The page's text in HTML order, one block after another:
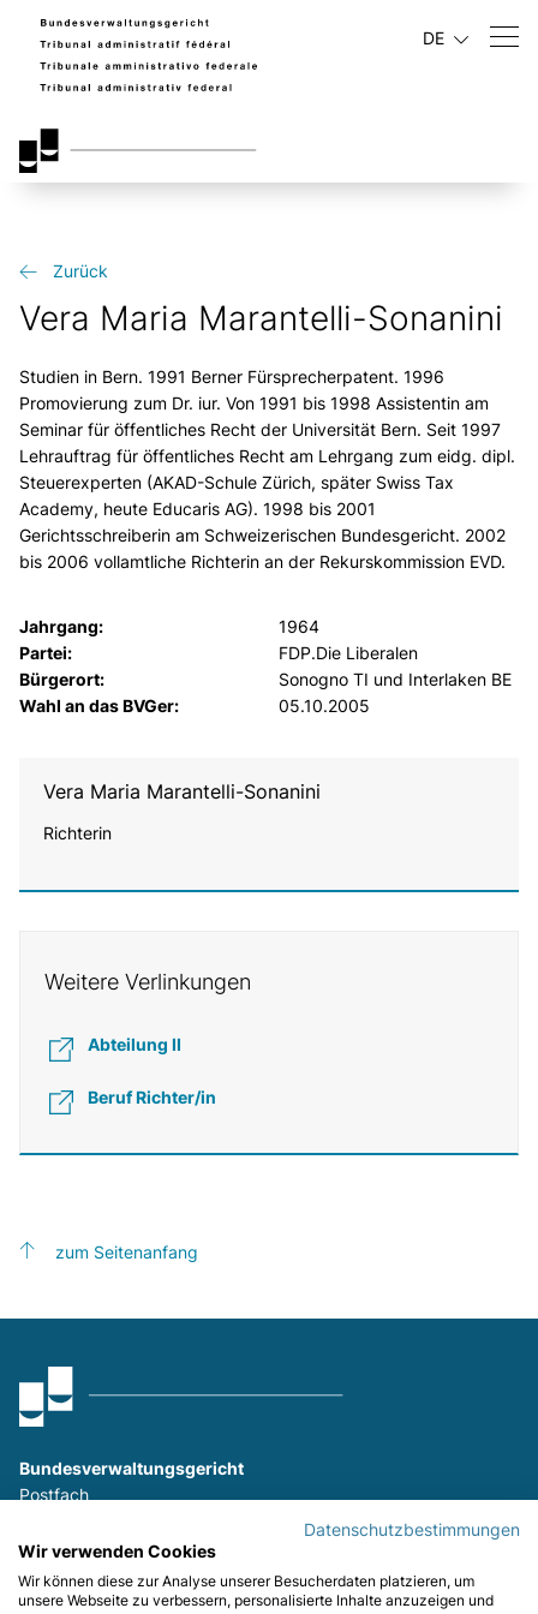
DE
Zurück
Vera Maria Marantelli-Sonanini
Studien in Bern. 1991 Berner Fürsprecherpatent. 1996
Promovierung zum Dr. iur. Von 1991 bis 1998 Assistentin am
Seminar für öffentliches Recht der Universität Bern. Seit 1997
Lehrauftrag für öffentliches Recht am Lehrgang zum eidg. dipl.
Steuerexperten (AKAD-Schule Zürich, später Swiss Tax
Academy, heute Educaris AG). 1998 bis 2001
Gerichtsschreiberin am Schweizerischen Bundesgericht. 2002
bis 2006 vollamtliche Richterin an der Rekurskommission EVD.
Jahrgang:
1964
Partei:
FDP.Die Liberalen
Bürgerort:
Sonogno TI und Interlaken BE
Wahl an das BVGer:
05.10.2005
Vera Maria Marantelli-Sonanini
Richterin
Weitere Verlinkungen
Abteilung II
Beruf Richter/in
zum Seitenanfang
Bundesverwaltungsgericht
Postfach
T+41 (0)58 465 26 26
F+41 (0)58 465 29 80
Datenschutzbestimmungen
Wir verwenden Cookies
Wir können diese zur Analyse unserer Besucherdaten platzieren, um
unsere Webseite zu verbessern, personalisierte Inhalte anzuzeigen und